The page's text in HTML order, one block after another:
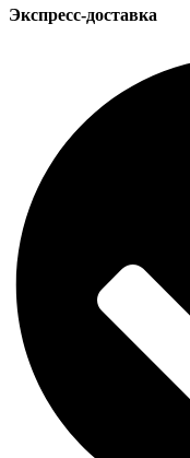
Экспресс-доставка